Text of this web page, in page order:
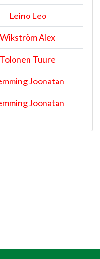
Leino Leo
Wikström Alex
Tolonen Tuure
Joonatan
Joonatan